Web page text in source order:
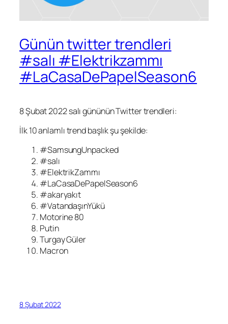
Günün twitter trendleri
#salı #Elektrikzammı
#LaCasaDePapelSeason6
8 Şubat 2022 salı gününün Twitter trendleri:
İlk 10 anlamlı trend başlık şu şekilde:
#SamsungUnpacked
#salı
#ElektrikZammı
#LaCasaDePapelSeason6
#akaryakıt
#VatandaşınYükü
Motorine 80
Putin
Turgay Güler
Macron
8 Şubat 2022